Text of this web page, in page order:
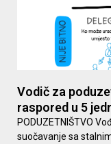
Vodič za
raspored u 5
PODUZETNIŠTVO
suočavanje sa